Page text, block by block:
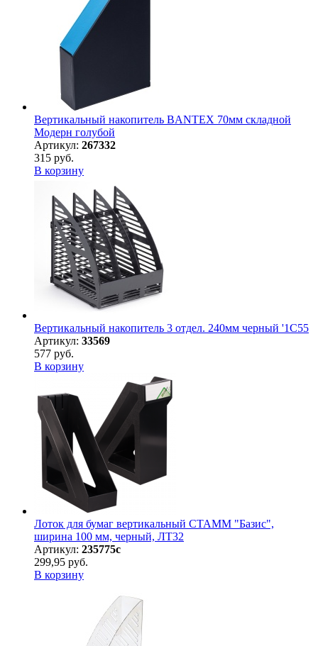
Вертикальный накопитель BANTEX 70мм складной
Модерн голубой
Артикул: 267332
315 руб.
В корзину
Вертикальный накопитель 3 отдел. 240мм черный '1С55
Артикул: 33569
577 руб.
В корзину
Лоток для бумаг вертикальный СТАММ "Базис",
ширина 100 мм, черный, ЛТ32
Артикул: 235775с
299,95 руб.
В корзину